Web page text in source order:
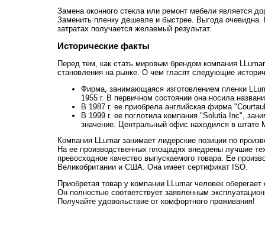
Замена оконного стекла или ремонт мебели является
Заменить пленку дешевле и быстрее. Выгода
затратах получается желаемый результат.
Исторические факты
Перед тем, как стать мировым брендом компания
становления на рынке. О чем гласят следующие
Фирма, занимающаяся изготовлением пленки
1955 г. В первичном состоянии она носила
В 1987 г. ее приобрела английская фирма
В 1999 г. ее поглотила компания "Solutia Inc",
значение. Центральный офис находился в
Компания LLumar занимает лидерские позиции по
На ее производственных площадях внедрены лучшие
превосходное качество выпускаемого товара. Ее
Великобритании и США. Она имеет сертификат ISO.
Приобретая товар у компании LLumar человек
Он полностью соответствует заявленным
Получайте удовольствие от комфортного проживания!